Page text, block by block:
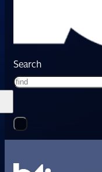
Search